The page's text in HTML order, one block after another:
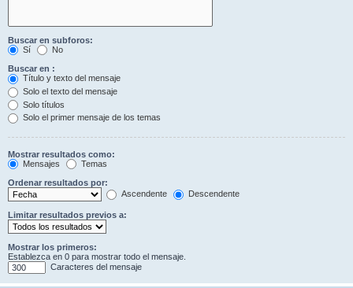
Buscar en subforos:
Sí
No
Buscar en :
Título y texto del mensaje
Solo el texto del mensaje
Solo títulos
Solo el primer mensaje de los temas
Mostrar resultados como:
Mensajes
Temas
Ordenar resultados por:
Ascendente
Descendente
Limitar resultados previos a:
Mostrar los primeros:
Establezca en 0 para mostrar todo el mensaje.
Caracteres del mensaje